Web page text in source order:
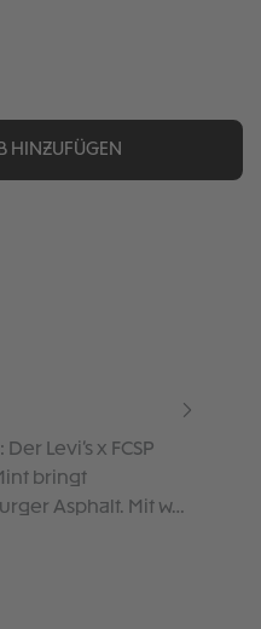
den gewünschten
HINZUFÜGEN
Levi’s x FCSP
bringt
Asphalt. Mit w…